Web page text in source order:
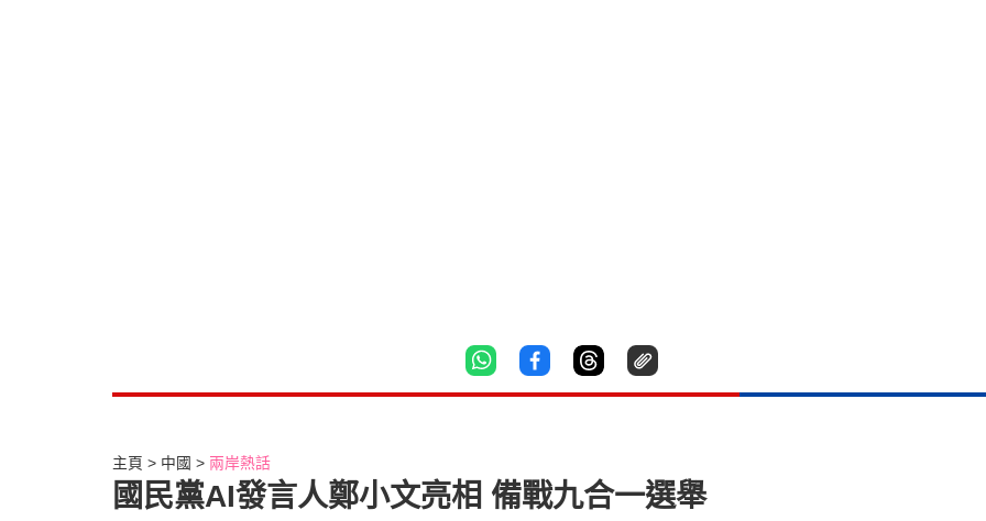
主頁 中國 兩岸熱話
國民黨AI發言人鄭小文亮相 備戰九合一選舉